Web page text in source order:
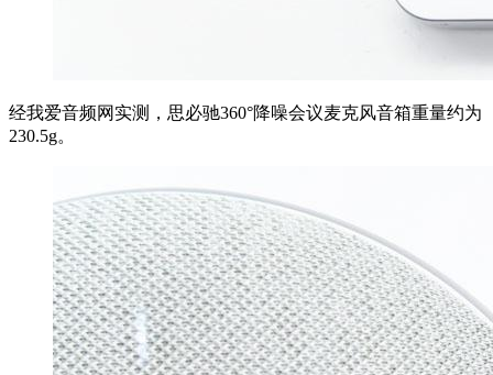
经我爱音频网实测，思必驰360°降噪会议麦克风音箱重量约为
230.5g。